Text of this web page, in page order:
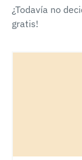
¿Todavía no
gratis!